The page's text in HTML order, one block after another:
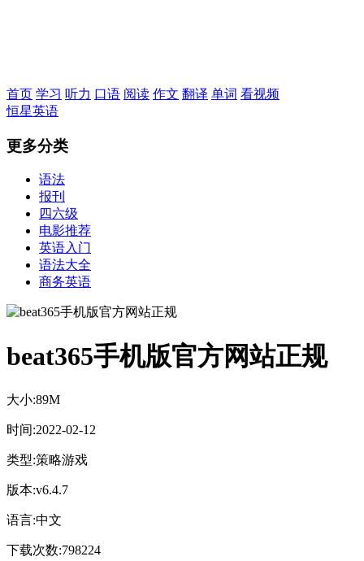
首页 学习 听力 口语 阅读 作文 翻译 单词 看视频
恒星英语
更多分类
语法
报刊
四六级
电影推荐
英语入门
语法大全
商务英语
beat365手机版官方网站正规
大小:89M
时间:2022-02-12
类型:策略游戏
版本:v6.4.7
语言:中文
下载次数:798224